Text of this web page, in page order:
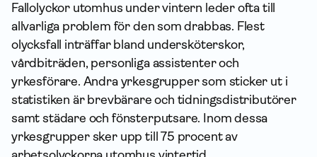
Fallolyckor utomhus under vintern leder ofta till
allvarliga problem för den som drabbas. Flest
olycksfall inträffar bland undersköterskor,
vårdbiträden, personliga assistenter och
yrkesförare. Andra yrkesgrupper som sticker ut i
statistiken är brevbärare och tidningsdistributörer
samt städare och fönsterputsare. Inom dessa
yrkesgrupper sker upp till 75 procent av